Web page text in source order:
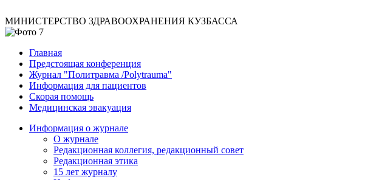
МИНИСТЕРСТВО ЗДРАВООХРАНЕНИЯ КУЗБАССА
Главная
Предстоящая конференция
Журнал "Политравма /Polytrauma"
Информация для пациентов
Скорая помощь
Медицинская эвакуация
Информация о журнале
О журнале
Редакционная коллегия, редакционный совет
Редакционная этика
15 лет журналу